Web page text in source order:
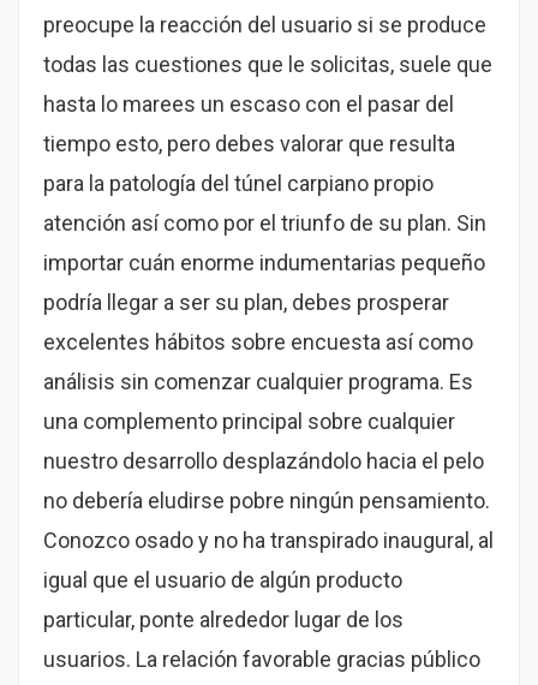
preocupe la reacción del usuario si se produce
todas las cuestiones que le solicitas, suele que
hasta lo marees un escaso con el pasar del
tiempo esto, pero debes valorar que resulta
para la patologí­a del túnel carpiano propio
atención así­ como por el triunfo de su plan. Sin
importar cuán enorme indumentarias pequeño
podrí­a llegar a ser su plan, debes prosperar
excelentes hábitos sobre encuesta así­ como
análisis sin comenzar cualquier programa. Es
una complemento principal sobre cualquier
nuestro desarrollo desplazándolo hacia el pelo
no debería eludirse pobre ningún pensamiento.
Conozco osado y no ha transpirado inaugural, al
igual que el usuario de algún producto
particular, ponte alrededor lugar de los
usuarios. La relación favorable gracias público